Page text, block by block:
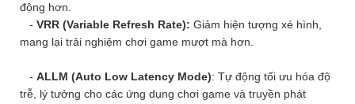
động hơn.
- VRR (Variable Refresh Rate): Giảm hiện tượng xé hình,
mang lại trải nghiệm chơi game mượt mà hơn.
- ALLM (Auto Low Latency Mode): Tự động tối ưu hóa độ
trễ, lý tưởng cho các ứng dụng chơi game và truyền phát